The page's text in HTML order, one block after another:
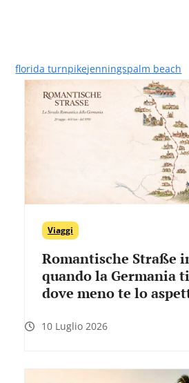
florida turnpikejenningspalm beach
Viaggi
Romantische Straße
quando la Germania
dove meno te lo
10 Luglio 2026